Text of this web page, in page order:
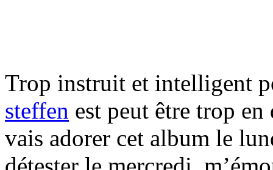
Trop instruit et intelligent
steffen est peut être trop
vais adorer cet album le